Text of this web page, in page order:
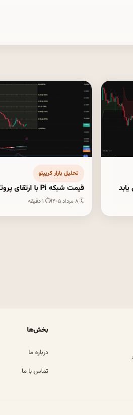
تحلیل بازار کریپتو
قیمت شبکه Pi با ارتقای پروتکل 26 7 درصد افزایش یافت
🗓 ۸ مرداد ۱۴۰۵ ⏱ ۱ دقیقه
بخش‌ها
درباره ما
تماس با ما